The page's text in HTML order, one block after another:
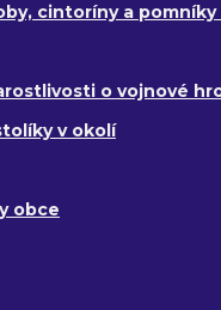
cintoríny a pomníky
o vojnové
v okolí
obce